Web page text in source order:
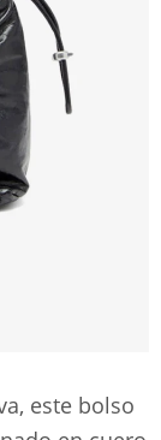
este bolso